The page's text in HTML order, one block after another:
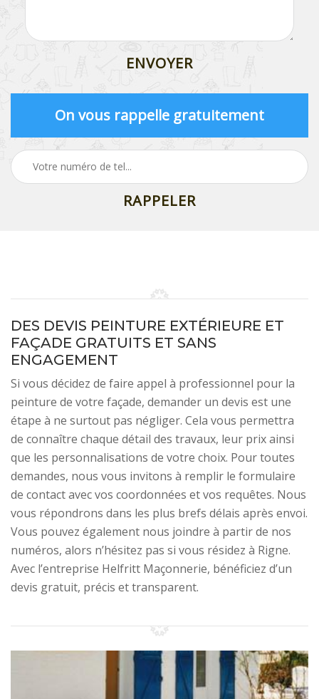
On vous rappelle gratuitement
DES DEVIS PEINTURE EXTÉRIEURE ET
FAÇADE GRATUITS ET SANS
ENGAGEMENT
Si vous décidez de faire appel à professionnel pour la
peinture de votre façade, demander un devis est une
étape à ne surtout pas négliger. Cela vous permettra
de connaître chaque détail des travaux, leur prix ainsi
que les personnalisations de votre choix. Pour toutes
demandes, nous vous invitons à remplir le formulaire
de contact avec vos coordonnées et vos requêtes. Nous
vous répondrons dans les plus brefs délais après envoi.
Vous pouvez également nous joindre à partir de nos
numéros, alors n’hésitez pas si vous résidez à Rigne.
Avec l’entreprise Helfritt Maçonnerie, bénéficiez d’un
devis gratuit, précis et transparent.